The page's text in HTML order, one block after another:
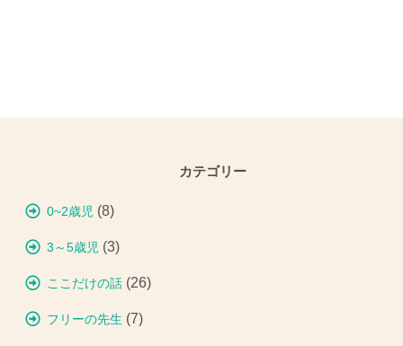
カテゴリー
0~2歳児 (8)
3～5歳児 (3)
ここだけの話 (26)
フリーの先生 (7)